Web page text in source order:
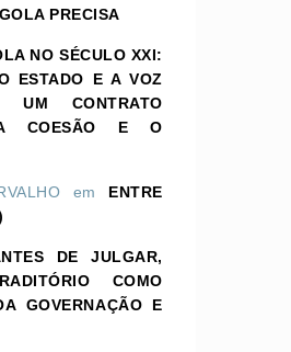
PRECISA
NO SÉCULO XXI:
ESTADO E A VOZ
UM CONTRATO
COESÃO E O
em ENTRE
DE JULGAR,
COMO
GOVERNAÇÃO E